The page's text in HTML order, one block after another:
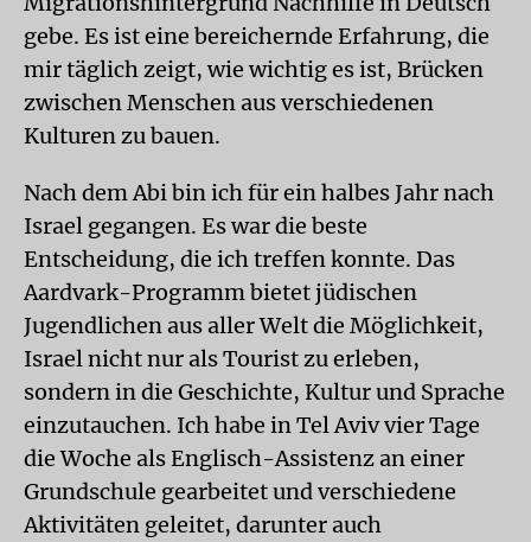
gebe. Es ist eine bereichernde Erfahrung, die
mir täglich zeigt, wie wichtig es ist, Brücken
zwischen Menschen aus verschiedenen
Kulturen zu bauen.
Nach dem Abi bin ich für ein halbes Jahr nach
Israel gegangen. Es war die beste
Entscheidung, die ich treffen konnte. Das
Aardvark-Programm bietet jüdischen
Jugendlichen aus aller Welt die Möglichkeit,
Israel nicht nur als Tourist zu erleben,
sondern in die Geschichte, Kultur und Sprache
einzutauchen. Ich habe in Tel Aviv vier Tage
die Woche als Englisch-Assistenz an einer
Grundschule gearbeitet und verschiedene
Aktivitäten geleitet, darunter auch